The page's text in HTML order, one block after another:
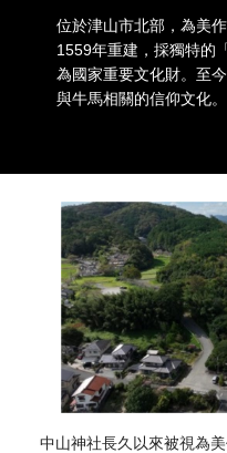
位於津山市北部，為美
1559年重建，採獨特的
為國家重要文化財。至
與牛馬相關的信仰文化。
中山神社長久以來被視為